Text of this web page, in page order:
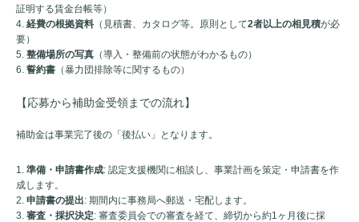
証明する賃金台帳等）
経費の根拠資料 （見積書、カタログ等。原則として2者以上の相見積が必
要）
整備場所の写真 （導入・整備前の状態がわかるもの）
誓約書 （暴力団排除等に関するもの）
【応募から補助金受領までの流れ】
補助金は事業完了後の「後払い」となります。
準備・申請書作成: 認定支援機関に相談し、事業計画を策定・申請書を作
成します。
申請書の提出: 期間内に事務局へ郵送・宅配します。
審査・採択決定: 審査委員会での審査を経て、締切から約1ヶ月後に採